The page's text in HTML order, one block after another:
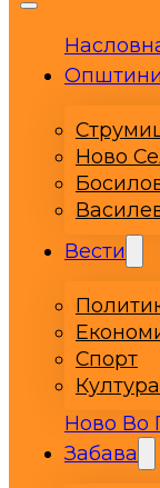
Општини
Ново
Вести
Спорт
Култура
Ново Во
Забава